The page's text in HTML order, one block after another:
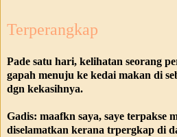
Terperangkap
Pade satu hari, kelihatan seorang
gapah menuju ke kedai makan di
dgn kekasihnya.
Gadis: maafkn saya, saye terpakse
diselamatkan kerana trpergkap di